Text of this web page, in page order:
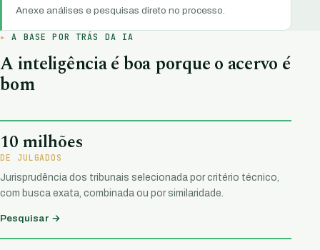
Anexe análises e pesquisas direto no processo.
A BASE POR TRÁS DA IA
A inteligência é boa porque o acervo é
bom
10 milhões
DE JULGADOS
Jurisprudência dos tribunais selecionada por critério técnico,
com busca exata, combinada ou por similaridade.
Pesquisar →